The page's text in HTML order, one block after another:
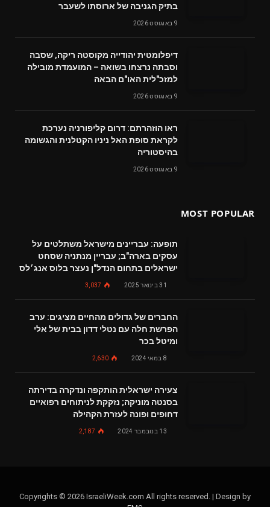
בתיק הגניבה של ארוסתו לשעבר
9 באוגוסט 2026
דיפלומטית יהודייה מקוסטה ריקה, שסבה
וסבתה נרצחו בשואה – המועמדת מובילה
למזכ"לית האו"ם הבאה
9 באוגוסט 2026
ראו הוזהרתם: דרום קליפורניה נערכת
לקראת סופת האל ניניו הקטלנית והגשומה
בהיסטוריה
9 באוגוסט 2026
MOST POPULAR
תופעה: עבריינים מישראל משתלטים על
עסקים בארה"ב; עבריין מנתניה שסחט
ישראלים בתחום הנדל"ן נעצר בלוס אנג׳לס
31 בינואר 2025 3,037
החברים של גדולים מהחיים מציגים: ערב
הפרשת חלה עם נטלי דדון בבית של אלי
ומיטל בכר
8 במאי 2024 2,630
צעירה ישראלית הותקפה ונדקרה בדירתה
בסנטה מוניקה; נזקקת לניתוחים רפואיים
דחופים ופונה לעזרת הקהילה
13 בנובמבר 2024 2,187
Copyrights © 2026 IsraeliWeek.com All rights reserved. | Design by